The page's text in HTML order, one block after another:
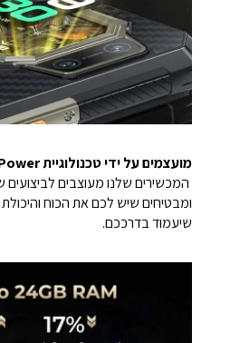
מועצמים על ידי טכנולוגיית OUKITEL Power
המכשירים שלנו מעוצבים לביצועים
ומבטיחים שיש לכם את הכוח
שיעמוד בדרככם.